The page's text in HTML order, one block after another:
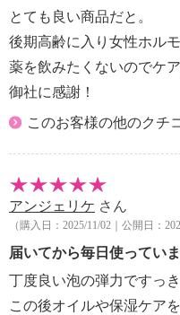
とても良い商品だと。
後期高齢に入り女性ホル
薬を飲みたくないのでケ
御社に感謝！
このお客様の他のクチ
アンジェリケ さん
（購入日：2025/11/02｜公開日：
届いてから毎日使ってい
丁度良い泡の弾力ですっ
この後オイルや保湿ケア